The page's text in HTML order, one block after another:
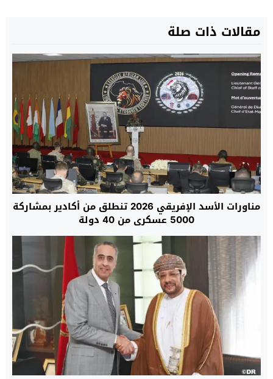
مقالات ذات صلة
مناورات الأسد الإفريقي 2026 تنطلق من أكادير بمشاركة
5000 عسكري من 40 دولة